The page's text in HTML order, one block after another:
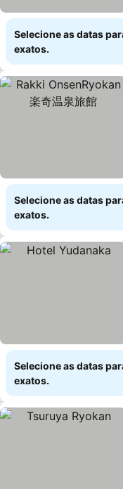
Selecione as datas
exatos.
Selecione as datas
exatos.
Selecione as datas
exatos.